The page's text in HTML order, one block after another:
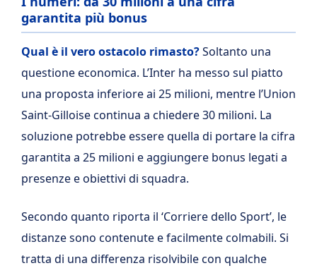
garantita più bonus
Qual è il vero ostacolo rimasto?Soltanto una
questione economica. L’Inter ha messo sul piatto
una proposta inferiore ai 25 milioni, mentre l’Union
Saint-Gilloise continua a chiedere 30 milioni. La
soluzione potrebbe essere quella di portare la cifra
garantita a 25 milioni e aggiungere bonus legati a
presenze e obiettivi di squadra.
Secondo quanto riporta il ‘Corriere dello Sport’, le
distanze sono contenute e facilmente colmabili. Si
tratta di una differenza risolvibile con qualche